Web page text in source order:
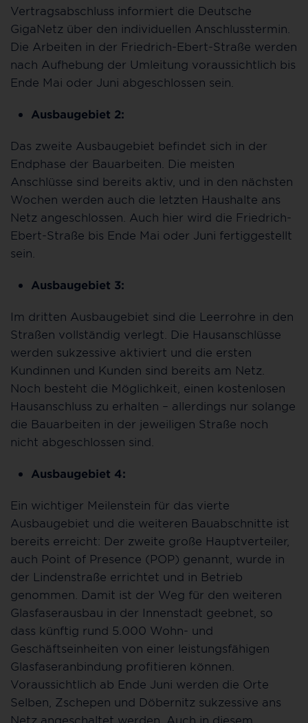
Vertragsabschluss informiert die Deutsche
GigaNetz über den individuellen Anschlusstermin.
Die Arbeiten in der Friedrich-Ebert-Straße werden
nach Aufhebung der Umleitung voraussichtlich bis
Ende Mai oder Juni abgeschlossen sein.
Ausbaugebiet 2:
Das zweite Ausbaugebiet befindet sich in der
Endphase der Bauarbeiten. Die meisten
Anschlüsse sind bereits aktiv, und in den nächsten
Wochen werden auch die letzten Haushalte ans
Netz angeschlossen. Auch hier wird die Friedrich-
Ebert-Straße bis Ende Mai oder Juni fertiggestellt
sein.
Ausbaugebiet 3:
Im dritten Ausbaugebiet sind die Leerrohre in den
Straßen vollständig verlegt. Die Hausanschlüsse
werden sukzessive aktiviert und die ersten
Kundinnen und Kunden sind bereits am Netz.
Noch besteht die Möglichkeit, einen kostenlosen
Hausanschluss zu erhalten – allerdings nur solange
die Bauarbeiten in der jeweiligen Straße noch
nicht abgeschlossen sind.
Ausbaugebiet 4:
Ein wichtiger Meilenstein für das vierte
Ausbaugebiet und die weiteren Bauabschnitte ist
bereits erreicht: Der zweite große Hauptverteiler,
auch Point of Presence (POP) genannt, wurde in
der Lindenstraße errichtet und in Betrieb
genommen. Damit ist der Weg für den weiteren
Glasfaserausbau in der Innenstadt geebnet, so
dass künftig rund 5.000 Wohn- und
Geschäftseinheiten von einer leistungsfähigen
Glasfaseranbindung profitieren können.
Voraussichtlich ab Ende Juni werden die Orte
Selben, Zschepen und Döbernitz sukzessive ans
Netz angeschaltet werden. Auch in diesem